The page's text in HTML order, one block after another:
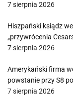
7 sierpnia 2026
Hiszpański ksiądz
„przywrócenia
7 sierpnia 2026
Amerykański firma
powstanie przy S8
7 sierpnia 2026